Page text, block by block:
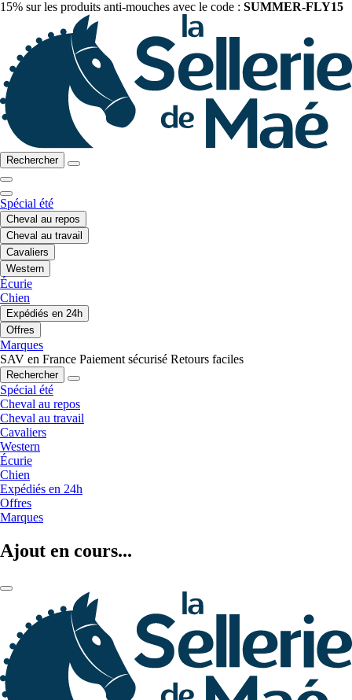
15% sur les produits anti-mouches avec le code : SUMMER-FLY15
Rechercher
Spécial été
Cheval au repos
Cheval au travail
Cavaliers
Western
Écurie
Chien
Expédiés en 24h
Offres
Marques
SAV en France Paiement sécurisé Retours faciles
Rechercher
Spécial été
Cheval au repos
Cheval au travail
Cavaliers
Western
Écurie
Chien
Expédiés en 24h
Offres
Marques
Ajout en cours...